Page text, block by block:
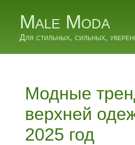
Male Moda
Для стильных, сильных,
Модные
верхней
2025 год